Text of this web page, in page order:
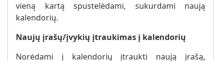
vieną kartą spustelėdami, sukurdami naują
kalendorių.
Naujų įrašų/įvykių įtraukimas į kalendorių
Norėdami į kalendorių įtraukti naują įrašą,